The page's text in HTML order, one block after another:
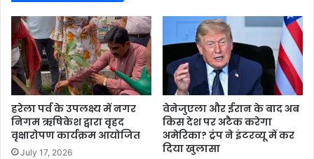
हरेला पर्व के उपलक्ष्य में नगर
निगम ऋषिकेश द्वारा वृहद
वृक्षारोपण कार्यक्रम आयोजित
July 17, 2026
वेनेजुएला और ईरान के बाद अब
किस देश पर अटैक करेगा
अमेरिका? ट्रंप ने इंटरव्यू में कर
दिया खुलासा